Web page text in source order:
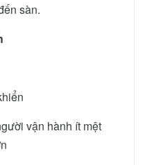
sàn.
vận hành ít mệt